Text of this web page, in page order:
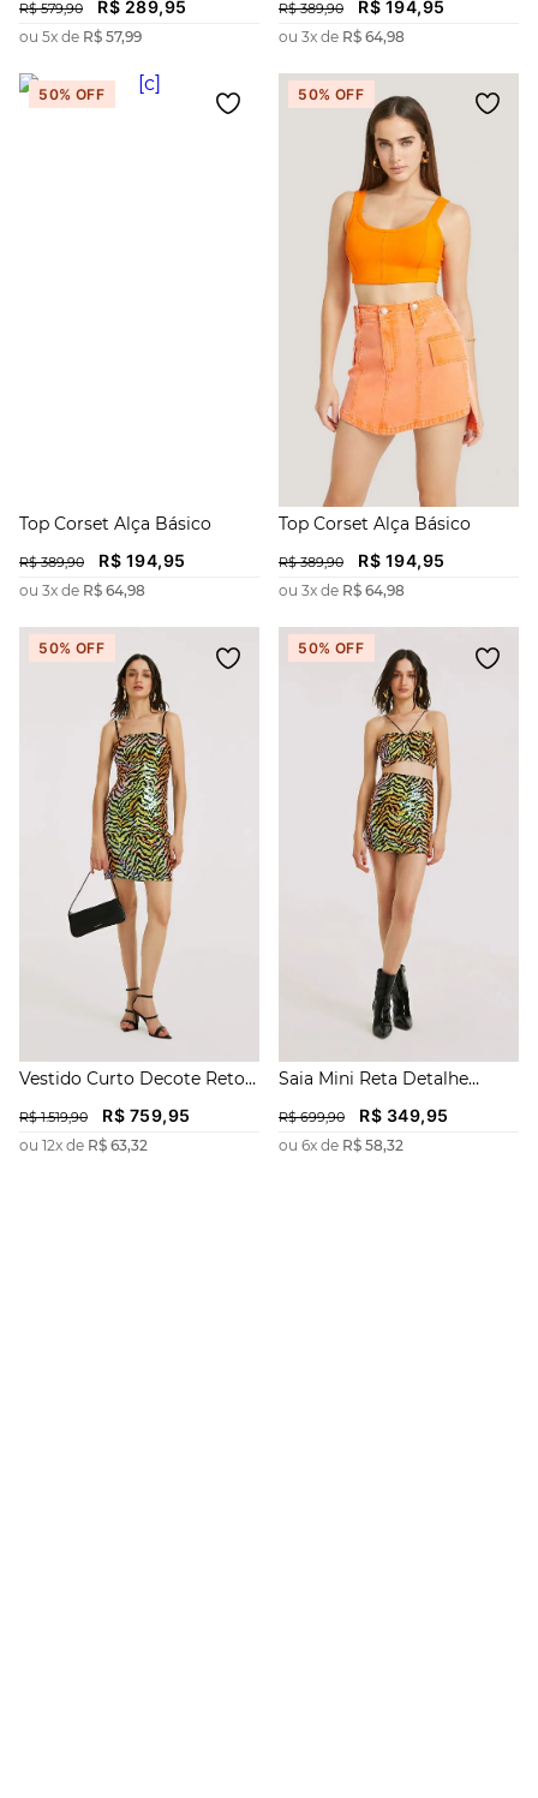
R$ 579,90 R$ 289,95
ou 5x de R$ 57,99
R$ 389,90 R$ 194,95
ou 3x de R$ 64,98
50% OFF
Top Corset Alça Básico
R$ 389,90 R$ 194,95
ou 3x de R$ 64,98
50% OFF
Top Corset Alça Básico
R$ 389,90 R$ 194,95
ou 3x de R$ 64,98
50% OFF
Vestido Curto Decote Reto
R$ 1.519,90 R$ 759,95
ou 12x de R$ 63,32
50% OFF
Saia Mini Reta Detalhe
R$ 699,90 R$ 349,95
ou 6x de R$ 58,32